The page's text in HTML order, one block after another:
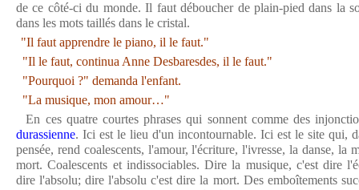
de ce côté-ci du monde. Il faut déboucher de plain-pied dans la
dans les mots taillés dans le cristal.
"Il faut apprendre le piano, il le faut."
"Il le faut, continua Anne Desbaresdes, il le faut."
"Pourquoi ?" demanda l'enfant.
"La musique, mon amour…"
En ces quatre courtes phrases qui sonnent comme des
durassienne. Ici est le lieu d'un incontournable. Ici est le site qui,
pensée, rend coalescents, l'amour, l'écriture, l'ivresse, la danse, la
mort. Coalescents et indissociables. Dire la musique, c'est dire
dire l'absolu; dire l'absolu c'est dire la mort. Des emboîtements